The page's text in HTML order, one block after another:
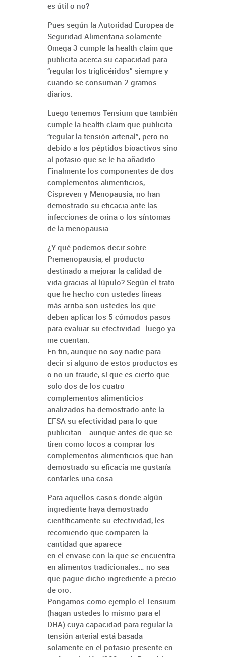
es útil o no?
Pues según la Autoridad Europea de
Seguridad Alimentaria solamente
Omega 3 cumple la health claim que
publicita acerca su capacidad para
“regular los triglicéridos” siempre y
cuando se consuman 2 gramos
diarios.
Luego tenemos Tensium que también
cumple la health claim que publicita:
“regular la tensión arterial”, pero no
debido a los péptidos bioactivos sino
al potasio que se le ha añadido.
Finalmente los componentes de dos
complementos alimenticios,
Cispreven y Menopausia, no han
demostrado su eficacia ante las
infecciones de orina o los síntomas
de la menopausia.
¿Y qué podemos decir sobre
Premenopausia, el producto
destinado a mejorar la calidad de
vida gracias al lúpulo? Según el trato
que he hecho con ustedes líneas
más arriba son ustedes los que
deben aplicar los 5 cómodos pasos
para evaluar su efectividad…luego ya
me cuentan.
En fin, aunque no soy nadie para
decir si alguno de estos productos es
o no un fraude, sí que es cierto que
solo dos de los cuatro
complementos alimenticios
analizados ha demostrado ante la
EFSA su efectividad para lo que
publicitan… aunque antes de que se
tiren como locos a comprar los
complementos alimenticios que han
demostrado su eficacia me gustaría
contarles una cosa
Para aquellos casos donde algún
ingrediente haya demostrado
científicamente su efectividad, les
recomiendo que comparen la
cantidad que aparece
en el envase con la que se encuentra
en alimentos tradicionales… no sea
que pague dicho ingrediente a precio
de oro.
Pongamos como ejemplo el Tensium
(hagan ustedes lo mismo para el
DHA) cuya capacidad para regular la
tensión arterial está basada
solamente en el potasio presente en